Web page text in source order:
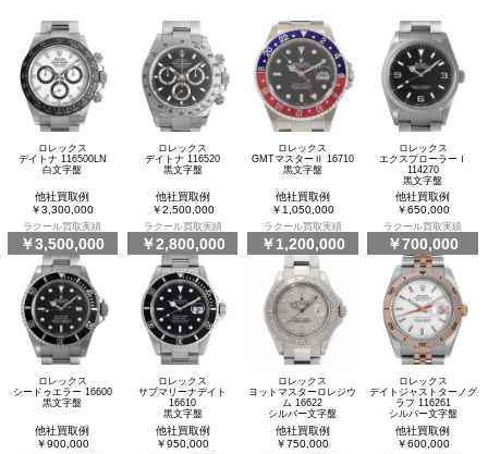
ロレックス
デイトナ 116500LN
白文字盤
他社買取例
￥3,300,000
ラクール買取実績
￥3,500,000
ロレックス
デイトナ 116520
黒文字盤
他社買取例
￥2,500,000
ラクール買取実績
￥2,800,000
ロレックス
GMTマスターⅡ 16710
黒文字盤
他社買取例
￥1,050,000
ラクール買取実績
￥1,200,000
ロレックス
エクスプローラーⅠ
114270
黒文字盤
他社買取例
￥650,000
ラクール買取実績
￥700,000
ロレックス
シードゥエラー 16600
黒文字盤
他社買取例
￥900,000
ロレックス
サブマリーナデイト
16610
黒文字盤
他社買取例
￥950,000
ロレックス
ヨットマスターロレジウ
ム 16622
シルバー文字盤
他社買取例
￥750,000
ロレックス
デイトジャストターノグ
ラフ 116261
シルバー文字盤
他社買取例
￥600,000